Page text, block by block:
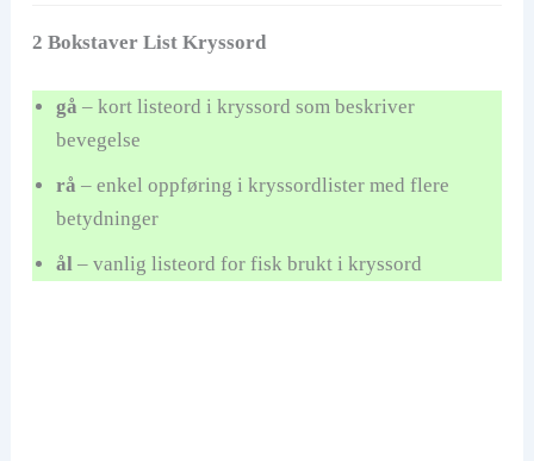
2 Bokstaver List Kryssord
gå – kort listeord i kryssord som beskriver
bevegelse
rå – enkel oppføring i kryssordlister med flere
betydninger
ål– vanlig listeord for fisk brukt i kryssord